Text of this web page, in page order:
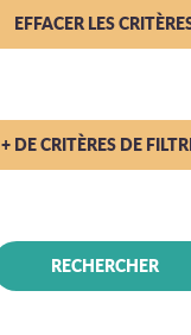
EFFACER LES
+ DE CRITÈRES DE